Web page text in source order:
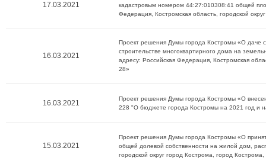
17.03.2021
кадастровым номером 44:27:010308:41 общей
Федерация, Костромская область, городской
16.03.2021
Проект решения Думы города Костромы «О даче
строительстве многоквартирного дома на
адресу: Российская Федерация, Костромская
28»
16.03.2021
Проект решения Думы города Костромы «О
228 "О бюджете города Костромы на 2021 год и
15.03.2021
Проект решения Думы города Костромы «О
общей долевой собственности на жилой дом,
городской округ город Кострома, город